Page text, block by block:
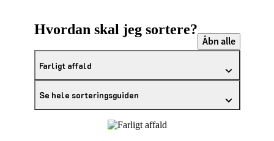
Hvordan skal jeg sortere?
Åbn alle
Farligt affald
Se hele sorteringsguiden